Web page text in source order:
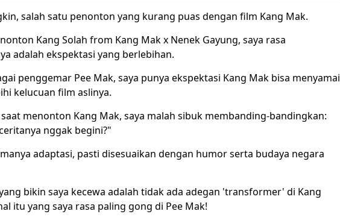
salah satu penonton yang kurang puas dengan film Kang Mak.
Kang Solah from Kang Mak x Nenek Gayung, saya rasa
adalah ekspektasi yang berlebihan.
penggemar Pee Mak, saya punya ekspektasi Kang Mak bisa menyamai
kelucuan film aslinya.
saat menonton Kang Mak, saya malah sibuk membanding-bandingkan:
nggak begini?"
adaptasi, pasti disesuaikan dengan humor serta budaya negara
bikin saya kecewa adalah tidak ada adegan 'transformer' di Kang
itu yang saya rasa paling gong di Pee Mak!